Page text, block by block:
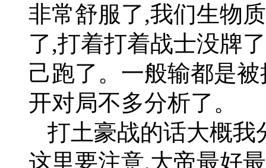
非常舒服了,我们生物
了,打着打着战士没牌
己跑了。一般输都是
开对局不多分析了。
打土豪战的话大概我
这里要注意,大帝最好